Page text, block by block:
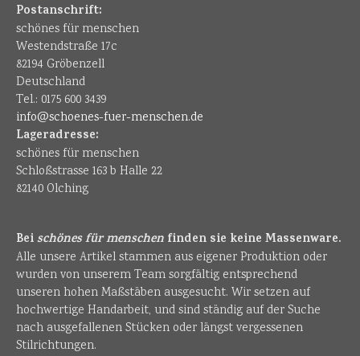
Postanschrift:
schönes für menschen
Westendstraße 17c
82194 Gröbenzell
Deutschland
Tel.: 0175 600 3439
info@schoenes-fuer-menschen.de
Lageradresse:
schönes für menschen
Schloßstrasse 163 b Halle 22
82140 Olching
Beischönes für menschen finden sie keine Massenware.
Alle unsere Artikel stammen aus eigener Produktion oder
wurden von unserem Team sorgfältig entsprechend
unseren hohen Maßstäben ausgesucht. Wir setzen auf
hochwertige Handarbeit, und sind ständig auf der Suche
nach ausgefallenen Stücken oder längst vergessenen
Stilrichtungen.